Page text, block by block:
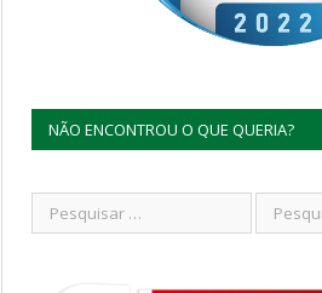
NÃO ENCONTROU O QUE QUERIA?